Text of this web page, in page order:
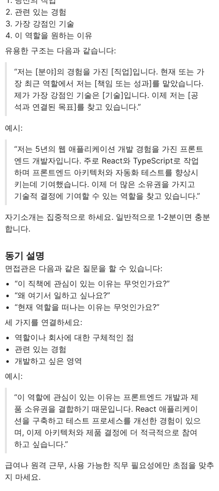
관련 있는 경험
가장 강점인 기술
이 역할을 원하는 이유
유용한 구조는 다음과 같습니다:
“저는 [분야]의 경험을 가진 [직업]입니다. 현재 또는 가
장 최근 역할에서 저는 [책임 또는 성과]를 맡았습니다.
제가 가장 강점인 기술은 [기술]입니다. 이제 저는 [공
석과 연결된 목표]를 찾고 있습니다.”
예시:
“저는 5년의 웹 애플리케이션 개발 경험을 가진 프론트
엔드 개발자입니다. 주로 React와 TypeScript로 작업
하며 프론트엔드 아키텍처와 자동화 테스트를 향상시
키는데 기여했습니다. 이제 더 많은 소유권을 가지고
기술적 결정에 기여할 수 있는 역할을 찾고 있습니다.”
자기소개는 집중적으로 하세요. 일반적으로 1-2분이면 충분
합니다.
동기 설명
면접관은 다음과 같은 질문을 할 수 있습니다:
“이 직책에 관심이 있는 이유는 무엇인가요?”
“왜 여기서 일하고 싶나요?”
“현재 역할을 떠나는 이유는 무엇인가요?”
세 가지를 연결하세요:
역할이나 회사에 대한 구체적인 점
관련 있는 경험
개발하고 싶은 영역
예시:
“이 역할에 관심이 있는 이유는 프론트엔드 개발과 제
품 소유권을 결합하기 때문입니다. React 애플리케이
션을 구축하고 테스트 프로세스를 개선한 경험이 있으
며, 이제 아키텍처와 제품 결정에 더 적극적으로 참여
하고 싶습니다.”
급여나 원격 근무, 사용 가능한 직무 필요성에만 초점을 맞추
지 마세요.